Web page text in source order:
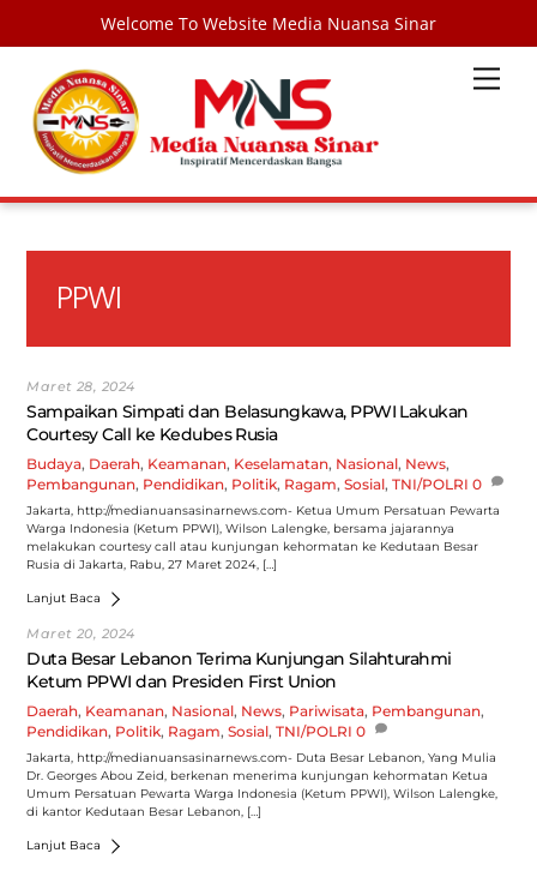
Welcome To Website Media Nuansa Sinar
content
PPWI
Maret 28, 2024
Sampaikan Simpati dan Belasungkawa, PPWI Lakukan
Courtesy Call ke Kedubes Rusia
Budaya, Daerah, Keamanan, Keselamatan, Nasional, News,
Pembangunan, Pendidikan, Politik, Ragam,Sosial,TNI/POLRI 0
Jakarta, http://medianuansasinarnews.com- Ketua Umum Persatuan Pewarta
Warga Indonesia (Ketum PPWI), Wilson Lalengke, bersama jajarannya
melakukan courtesy call atau kunjungan kehormatan ke Kedutaan Besar
Rusia di Jakarta, Rabu, 27 Maret 2024, […]
Lanjut Baca
Maret 20, 2024
Duta Besar Lebanon Terima Kunjungan Silahturahmi
Ketum PPWI dan Presiden First Union
Daerah, Keamanan, Nasional, News, Pariwisata, Pembangunan,
Pendidikan, Politik, Ragam,Sosial,TNI/POLRI 0
Jakarta, http://medianuansasinarnews.com- Duta Besar Lebanon, Yang Mulia
Dr. Georges Abou Zeid, berkenan menerima kunjungan kehormatan Ketua
Umum Persatuan Pewarta Warga Indonesia (Ketum PPWI), Wilson Lalengke,
di kantor Kedutaan Besar Lebanon, […]
Lanjut Baca